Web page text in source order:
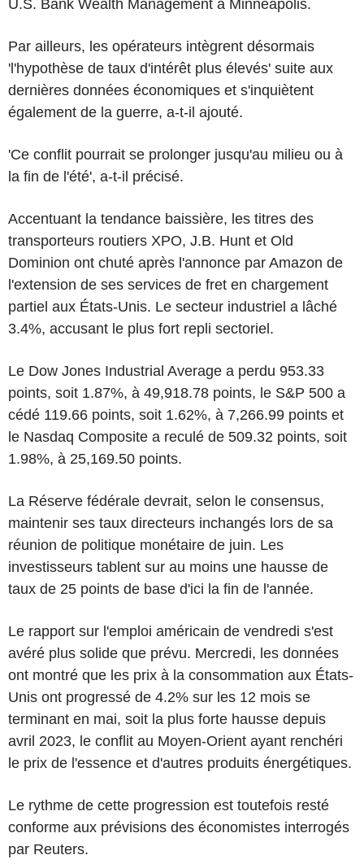
U.S. Bank Wealth Management à Minneapolis.
Par ailleurs, les opérateurs intègrent désormais
'l'hypothèse de taux d'intérêt plus élevés' suite aux
dernières données économiques et s'inquiètent
également de la guerre, a-t-il ajouté.
'Ce conflit pourrait se prolonger jusqu'au milieu ou à
la fin de l'été', a-t-il précisé.
Accentuant la tendance baissière, les titres des
transporteurs routiers XPO, J.B. Hunt et Old
Dominion ont chuté après l'annonce par Amazon de
l'extension de ses services de fret en chargement
partiel aux États-Unis. Le secteur industriel a lâché
3.4%, accusant le plus fort repli sectoriel.
Le Dow Jones Industrial Average a perdu 953.33
points, soit 1.87%, à 49,918.78 points, le S&P 500 a
cédé 119.66 points, soit 1.62%, à 7,266.99 points et
le Nasdaq Composite a reculé de 509.32 points, soit
1.98%, à 25,169.50 points.
La Réserve fédérale devrait, selon le consensus,
maintenir ses taux directeurs inchangés lors de sa
réunion de politique monétaire de juin. Les
investisseurs tablent sur au moins une hausse de
taux de 25 points de base d'ici la fin de l'année.
Le rapport sur l'emploi américain de vendredi s'est
avéré plus solide que prévu. Mercredi, les données
ont montré que les prix à la consommation aux États-
Unis ont progressé de 4.2% sur les 12 mois se
terminant en mai, soit la plus forte hausse depuis
avril 2023, le conflit au Moyen-Orient ayant renchéri
le prix de l'essence et d'autres produits énergétiques.
Le rythme de cette progression est toutefois resté
conforme aux prévisions des économistes interrogés
par Reuters.